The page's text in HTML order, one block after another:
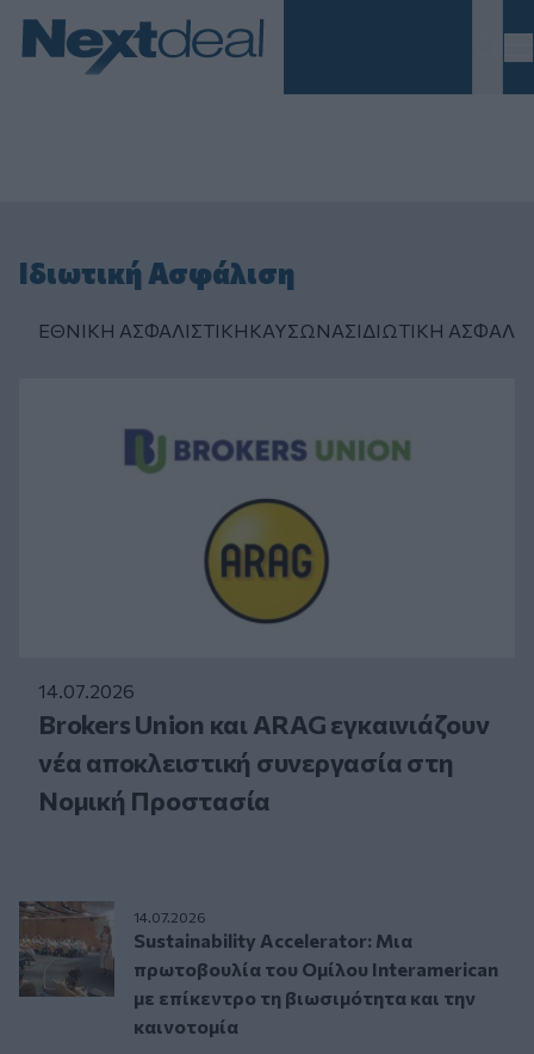
Ιδιωτική Ασφάλιση
ΕΘΝΙΚΗ ΑΣΦΑΛΙΣΤΙΚΗ ΚΑΥΣΩΝΑΣΙΔΙΩΤΙΚΗ
14.07.2026
Brokers Union και ARAG εγκαινιάζουν
νέα αποκλειστική συνεργασία στη
Νομική Προστασία
14.07.2026
Sustainability Accelerator: Μια
πρωτοβουλία του Ομίλου Interamerican
με επίκεντρο τη βιωσιμότητα και την
καινοτομία